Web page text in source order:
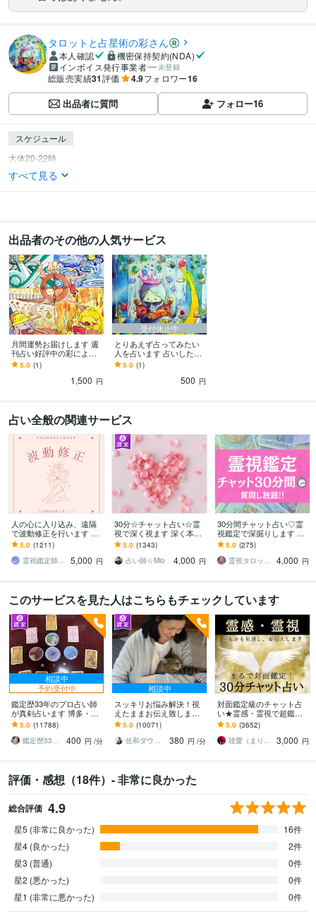
タロットと占星術の彩さん
本人確認
機密保持契約(NDA)
インボイス発行事業者
未登録
総販売実績31評価 4.9フォロワー16
出品者に質問 フォロー16
スケジュール
すべて見る
出品者のその他の人気サービス
月間運勢お届けします 週
刊占い好評中の彩による
個人別の月間運勢
5.0 (1)
1,500 円
受付休止中
とりあえず占ってみたい
人を占います 占いしたく
なったので占いいたしま
す
5.0 (1)
500 円
占い全般の関連サービス
人の心に入り込み、遠隔
で波動修正を行います リ
ピーター様限定✴︎一度霊視
鑑定を受けられた後の施
術です。
5.0 (1211)
霊視鑑定師Mahina☪️
5,000 円
30分☆チャット占い☆霊
視で深く視ます 深く本質
にアクセス！上げなし幸
せになるためのお手伝い
をします
5.0 (1343)
占い師☆Mio
4,000 円
30分間チャット占い♡霊
視鑑定で深掘りします 霊
視で未来を導きます。こ
れからの真実、知りたく
ありませんか？
5.0 (275)
霊視タロット占い師＊lumina
4,000 円
このサービスを見た人はこちらもチェックしています
相談中
予約受付中
鑑定歴33年のプロ占い師
が真剣占います 博多・廓
屋の純血統占い祈願師
雷鳥
5.0 (11788)
鑑定歴33年のプロ占い師 雷鳥
400 円 /分
相談中
スッキリお悩み解決！視
えたままお伝え致します
恋愛、結婚、人間関係、
仕事、人生、ペットの気
持ち等◎祈願付き
5.0 (10071)
佐和ダウジング＆スピリットメンター
380 円 /分
対面鑑定級のチャット占
い★霊感・霊視で超鑑定
します 占いし放題の30
分！どんなことでも全て
を見通す霊感霊視で解決
5.0 (3652)
毬愛（まりあ）
3,000 円
評価・感想（18件）- 非常に良かった
総合評価 4.9
星5 (非常に良かった)
16件
星4 (良かった)
2件
星3 (普通)
0件
星2 (悪かった)
0件
星1 (非常に悪かった)
0件